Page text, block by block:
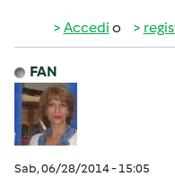
Accedi o
FAN
Sab, 06/28/2014 - 15:05